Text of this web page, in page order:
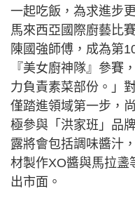
一起吃飯，為求進步
馬來西亞國際廚藝比
陳國強師傅，成為第
『美女廚神隊』參賽
力負責素菜部份。」
僅踏進領域第一步，
極參與「洪家班」品
露將會包括調味醬汁
材製作XO醬與馬拉盞
出市面。